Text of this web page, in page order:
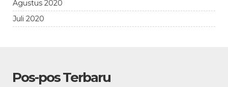
Agustus 2020
Juli 2020
Pos-pos Terbaru